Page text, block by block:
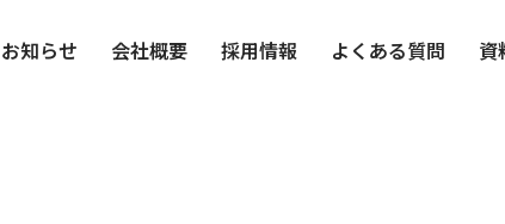
お知らせ 会社概要 採用情報 よくある質問 資